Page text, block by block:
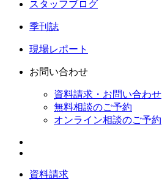
スタッフブログ
季刊誌
現場レポート
お問い合わせ
資料請求・お問い合わせ
無料相談のご予約
オンライン相談のご予約
資料請求